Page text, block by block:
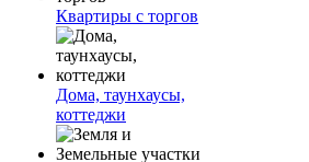
Квартиры с торгов
Дома, таунхаусы,
коттеджи